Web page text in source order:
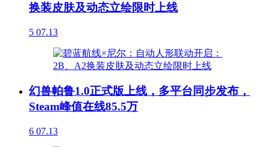
换装皮肤及动态立绘限时上线
5 07.13
幻兽帕鲁1.0正式版上线，多平台同步发布，
Steam峰值在线85.5万
6 07.13